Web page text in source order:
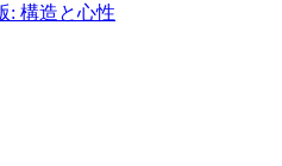
: 構造と心性